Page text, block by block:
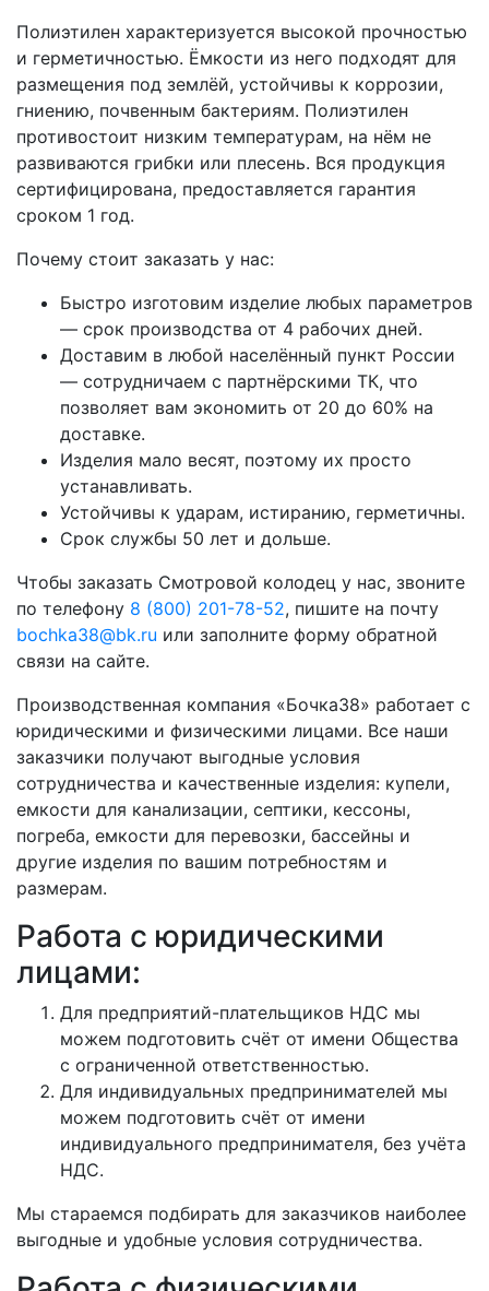
Полиэтилен характеризуется высокой прочностью
и герметичностью. Ёмкости из него подходят для
размещения под землёй, устойчивы к коррозии,
гниению, почвенным бактериям. Полиэтилен
противостоит низким температурам, на нём не
развиваются грибки или плесень. Вся продукция
сертифицирована, предоставляется гарантия
сроком 1 год.
Почему стоит заказать у нас:
Быстро изготовим изделие любых параметров
— срок производства от 4 рабочих дней.
Доставим в любой населённый пункт России
— сотрудничаем с партнёрскими ТК, что
позволяет вам экономить от 20 до 60% на
доставке.
Изделия мало весят, поэтому их просто
устанавливать.
Устойчивы к ударам, истиранию, герметичны.
Срок службы 50 лет и дольше.
Чтобы заказать Смотровой колодец у нас, звоните
по телефону 8 (800) 201-78-52, пишите на почту
bochka38@bk.ru или заполните форму обратной
связи на сайте.
Производственная компания «Бочка38» работает с
юридическими и физическими лицами. Все наши
заказчики получают выгодные условия
сотрудничества и качественные изделия: купели,
емкости для канализации, септики, кессоны,
погреба, емкости для перевозки, бассейны и
другие изделия по вашим потребностям и
размерам.
Работа с юридическими
лицами:
Для предприятий-плательщиков НДС мы
можем подготовить счёт от имени Общества
с ограниченной ответственностью.
Для индивидуальных предпринимателей мы
можем подготовить счёт от имени
индивидуального предпринимателя, без учёта
НДС.
Мы стараемся подбирать для заказчиков наиболее
выгодные и удобные условия сотрудничества.